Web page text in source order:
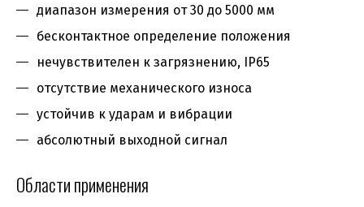
диапазон измерения от 30 до 5000 мм
бесконтактное определение положения
нечувствителен к загрязнению, IP65
отсутствие механического износа
устойчив к ударам и вибрации
абсолютный выходной сигнал
Области применения